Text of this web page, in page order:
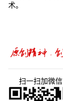
术。
扫一扫加微信